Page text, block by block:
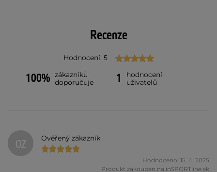
Recenze
Hodnocení: 5
100% zákazníků
doporučuje
1
hodnocení
uživatelů
OZ Ověřený zákazník
Hodnoceno: 15. 4. 2025
Produkt zakoupen na inSPORTline.sk